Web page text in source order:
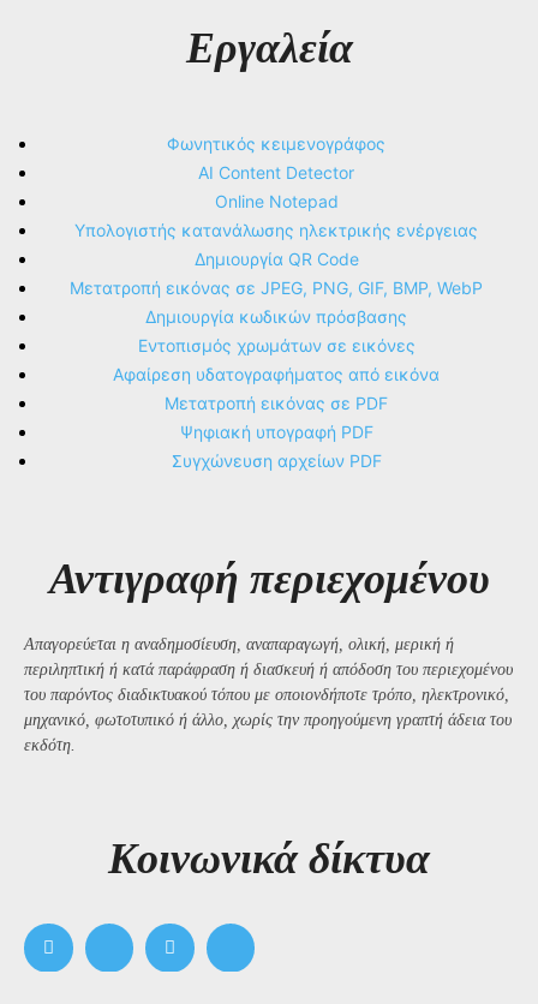
Εργαλεία
Φωνητικός κειμενογράφος
AI Content Detector
Online Notepad
Υπολογιστής κατανάλωσης ηλεκτρικής ενέργειας
Δημιουργία QR Code
Μετατροπή εικόνας σε JPEG, PNG, GIF, BMP, WebP
Δημιουργία κωδικών πρόσβασης
Εντοπισμός χρωμάτων σε εικόνες
Αφαίρεση υδατογραφήματος από εικόνα
Μετατροπή εικόνας σε PDF
Ψηφιακή υπογραφή PDF
Συγχώνευση αρχείων PDF
Αντιγραφή περιεχομένου
Απαγορεύεται η αναδημοσίευση, αναπαραγωγή, ολική, μερική ή
περιληπτική ή κατά παράφραση ή διασκευή ή απόδοση του περιεχομένου
του παρόντος διαδικτυακού τόπου με οποιονδήποτε τρόπο, ηλεκτρονικό,
μηχανικό, φωτοτυπικό ή άλλο, χωρίς την προηγούμενη γραπτή άδεια του
εκδότη.
Kοινωνικά δίκτυα